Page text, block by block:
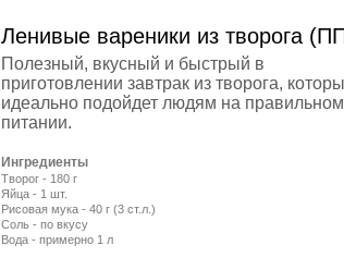
Ленивые вареники из творога
Полезный, вкусный и быстрый в
приготовлении завтрак из творога,
идеально подойдет людям на правильном
питании.
Ингредиенты
Творог - 180 г
Яйца - 1 шт.
Рисовая мука - 40 г (3 ст.л.)
Соль - по вкусу
Вода - примерно 1 л